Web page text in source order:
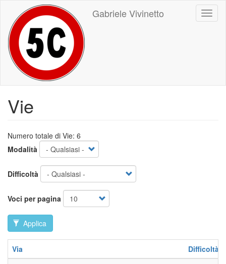
contenuto
principale
Gabriele Vivinetto
Vie
Numero totale di Vie: 6
Modalità
Difficoltà
Voci per pagina
Applica
Via
Difficoltà